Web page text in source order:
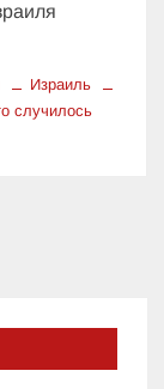
Израиль
случилось